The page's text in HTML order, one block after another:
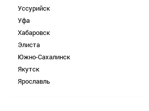
Уссурийск
Уфа
Хабаровск
Элиста
Южно-Сахалинск
Якутск
Ярославль